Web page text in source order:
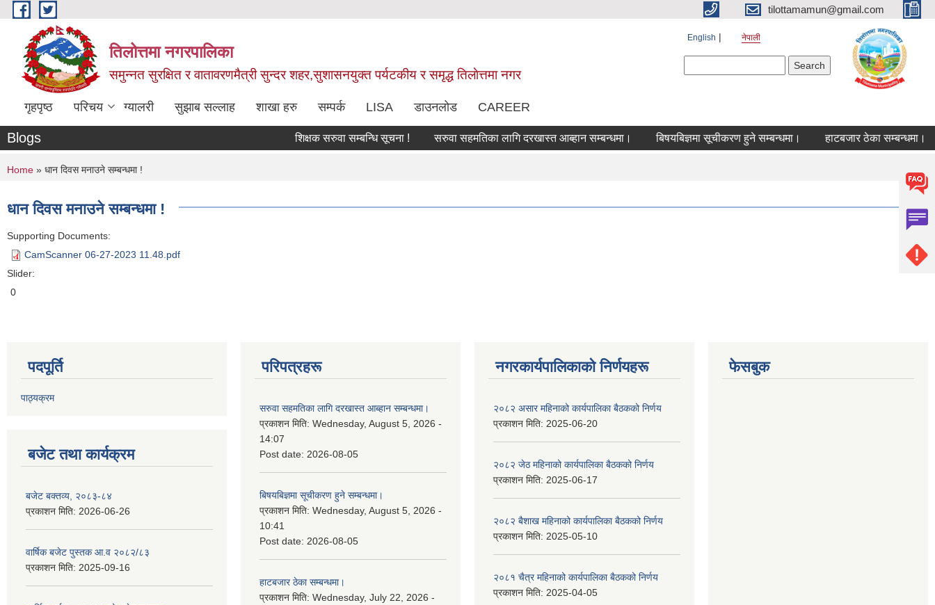
Skip to main content tilottamamun@gmail.com
तिलोत्तमा नगरपालिका
समुन्नत सुरक्षित र वातावरणमैत्री सुन्दर शहर,सुशासनयुक्त पर्यटकीय र समृद्ध तिलाेत्तमा नगर
English नेपाली
गृहपृष्ठ परिचय ग्यालरी सुझाब सल्लाह शाखा हरु सम्पर्क LISA डाउनलोड CAREER
Blogs शिक्षक सरुवा सम्बन्धि सूचना ! सरुवा सहमतिका लागि दरखास्त आब्हान सम्बन्धमा। बिषयबिज्ञमा सूचीकरण हुने सम्बन्धमा। हाटबजार ठेका सम्बन्धमा।
You are here
Home » धान दिवस मनाउने सम्बन्धमा !
धान दिवस मनाउने सम्बन्धमा !
Supporting Documents:
CamScanner 06-27-2023 11.48.pdf
Slider:
0
पदपूर्ति
पाठ्यक्रम
बजेट तथा कार्यक्रम
बजेट बक्तव्य, २०८३-८४
प्रकाशन मिति: 2026-06-26
वार्षिक बजेट पुस्तक आ.व २०८२/८३
प्रकाशन मिति: 2025-09-16
परिपत्रहरू
सरुवा सहमतिका लागि दरखास्त आब्हान सम्बन्धमा।
प्रकाशन मिति: Wednesday, August 5, 2026 -
14:07
Post date: 2026-08-05
बिषयबिज्ञमा सूचीकरण हुने सम्बन्धमा।
प्रकाशन मिति: Wednesday, August 5, 2026 -
10:41
Post date: 2026-08-05
हाटबजार ठेका सम्बन्धमा।
प्रकाशन मिति: Wednesday, July 22, 2026 -
नगरकार्यपालिकाकाे निर्णयहरू
२०८२ असार महिनाको कार्यपालिका बैठकको निर्णय
प्रकाशन मिति: 2025-06-20
२०८२ जेठ महिनाको कार्यपालिका बैठकको निर्णय
प्रकाशन मिति: 2025-06-17
२०८२ बैशाख महिनाको कार्यपालिका बैठकको निर्णय
प्रकाशन मिति: 2025-05-10
२०८१ चैत्र महिनाको कार्यपालिका बैठकको निर्णय
प्रकाशन मिति: 2025-04-05
फेसबुक